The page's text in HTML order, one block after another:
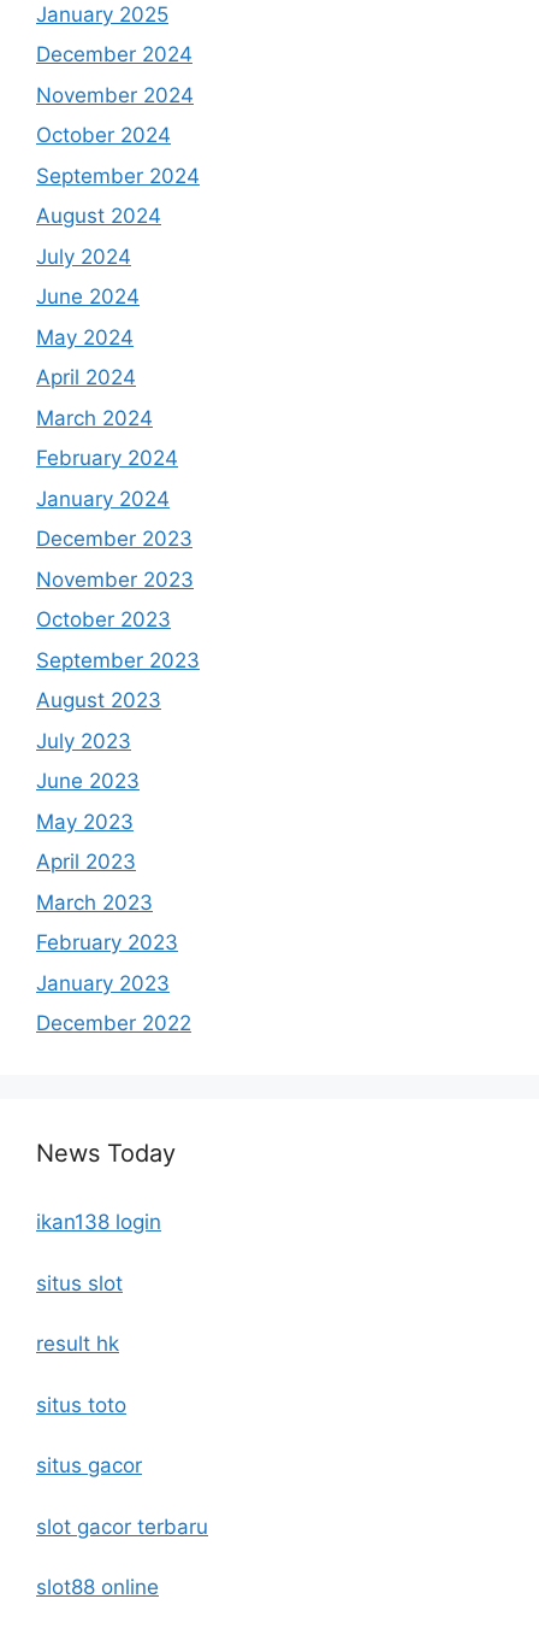
January 2025
December 2024
November 2024
October 2024
September 2024
August 2024
July 2024
June 2024
May 2024
April 2024
March 2024
February 2024
January 2024
December 2023
November 2023
October 2023
September 2023
August 2023
July 2023
June 2023
May 2023
April 2023
March 2023
February 2023
January 2023
December 2022
News Today
ikan138 login
situs slot
result hk
situs toto
situs gacor
slot gacor terbaru
slot88 online